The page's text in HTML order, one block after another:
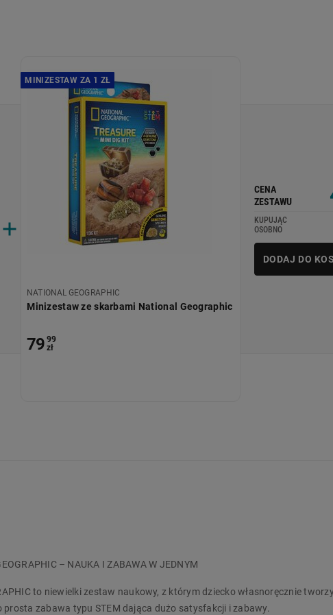
MINIZESTAW ZA 1 ZŁ
NATIONAL GEOGRAPHIC
Minizestaw ze skarbami National Geographic
79 99
zł
CENA
ZESTAWU
KUPUJĄC
OSOBNO
DODAJ DO
– NAUKA I ZABAWA W JEDNYM
to niewielki zestaw naukowy, z którym dziecko własnoręcznie
zabawa typu STEM dająca dużo satysfakcji i zabawy.